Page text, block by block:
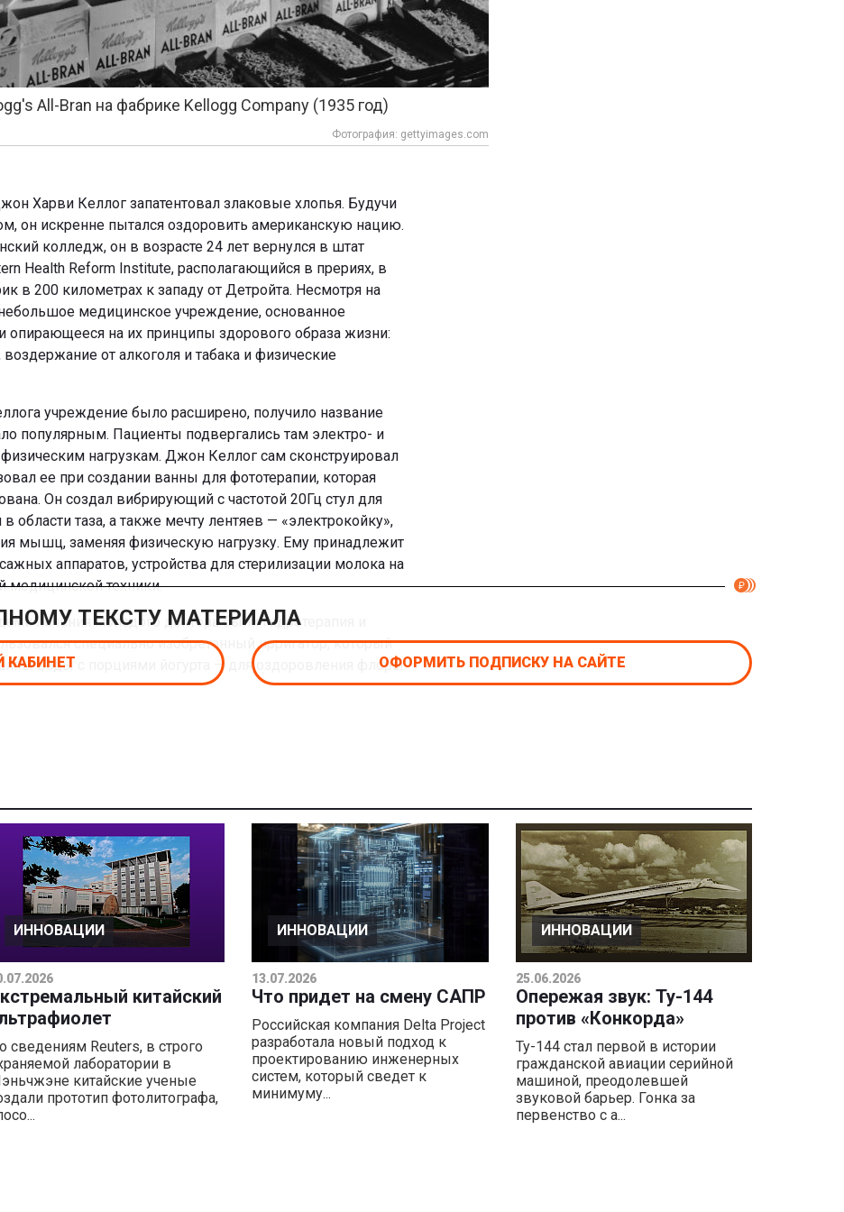
All-Bran на фабрике Kellogg Company (1935 год)
Фотография: gettyimages.com
Харви Келлог запатентовал злаковые хлопья. Будучи
он искренне пытался оздоровить американскую нацию.
колледж, он в возрасте 24 лет вернулся в штат
Health Reform Institute, располагающийся в прериях, в
в 200 километрах к западу от Детройта. Несмотря на
медицинское учреждение, основанное
опирающееся на их принципы здорового образа жизни:
от алкоголя и табака и физические
учреждение было расширено, получило название
популярным. Пациенты подвергались там электро- и
нагрузкам. Джон Келлог сам сконструировал
ее при создании ванны для фототерапии, которая
Он создал вибрирующий с частотой 20Гц стул для
области таза, а также мечту лентяев — «электрокойку»,
мышц, заменяя физическую нагрузку. Ему принадлежит
аппаратов, устройства для стерилизации молока на
техники.
лечения молодого доктора были гидротерапия и
специально изобретенный ирригатор, который
воды с порциями йогурта — для оздоровления флоры
ТЕКСТУ МАТЕРИАЛА
КАБИНЕТ ОФОРМИТЬ ПОДПИСКУ НА САЙТЕ
ИННОВАЦИИ
китайский
сведениям Reuters, в строго
лаборатории в
китайские ученые
прототип фотолитографа,
ИННОВАЦИИ
13.07.2026
Что придет на смену САПР
Российская компания Delta Project
разработала новый подход к
проектированию инженерных
систем, который сведет к
минимуму...
ИННОВАЦИИ
25.06.2026
Опережая звук: Ту-144
против «Конкорда»
Ту-144 стал первой в истории
гражданской авиации серийной
машиной, преодолевшей
звуковой барьер. Гонка за
первенство с а...